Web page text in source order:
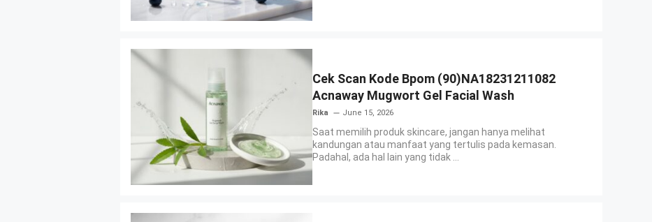
Cek Scan Kode Bpom (90)NA18231211082
Acnaway Mugwort Gel Facial Wash
Rika June 15, 2026
Saat memilih produk skincare, jangan hanya melihat
kandungan atau manfaat yang tertulis pada kemasan.
Padahal, ada hal lain yang tidak ...